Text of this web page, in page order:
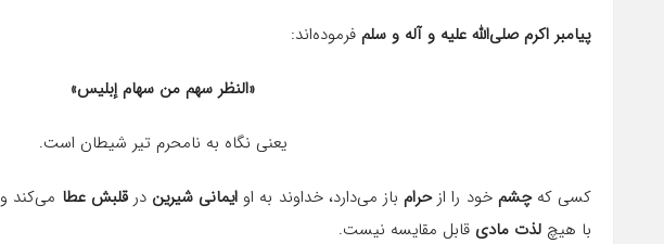
پیامبر اکرم صلی‌الله علیه و آله و سلم فرموده‌اند:
«النظر سهم من سهام إبليس»
یعنی نگاه به نامحرم تیر شیطان است.
کسی کهچشم خود را ازحرامباز می‌دارد، خداوند به او ایمانی شیرین درقلبش عطا می‌کند و
با هیچ لذت مادی قابل مقایسه نیست.